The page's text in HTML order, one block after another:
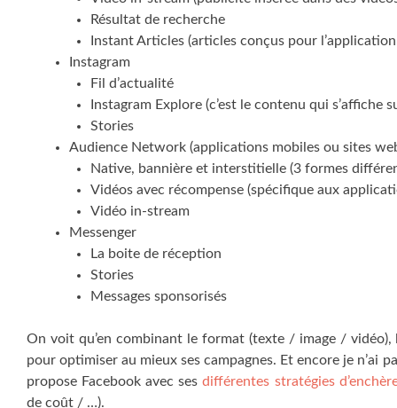
Résultat de recherche
Instant Articles (articles conçus pour
Instagram
Fil d’actualité
Instagram Explore (c’est le contenu qui
Stories
Audience Network (applications mobiles ou sites
Native, bannière et interstitielle (3 formes
Vidéos avec récompense (spécifique aux
Vidéo in-stream
Messenger
La boite de réception
Stories
Messages sponsorisés
On voit qu’en combinant le format (texte / image /
pour optimiser au mieux ses campagnes. Et encore je n’ai
propose Facebook avec sesdifférentes stratégies
de coût / …).